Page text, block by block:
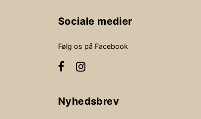
Sociale medier
Følg os på Facebook
Nyhedsbrev